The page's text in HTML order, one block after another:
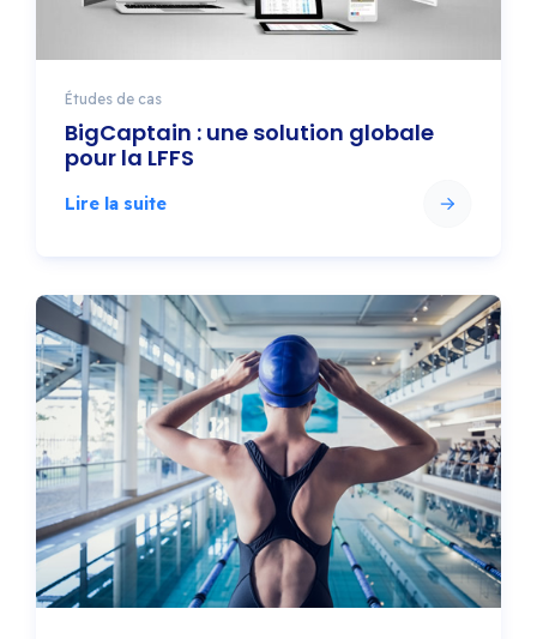
Études de cas
BigCaptain : une solution globale
pour la LFFS
Lire la suite